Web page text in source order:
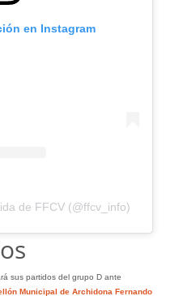
en Instagram
de FFCV (@ffcv_info)
sus partidos del grupo D ante
Municipal de Archidona Fernando